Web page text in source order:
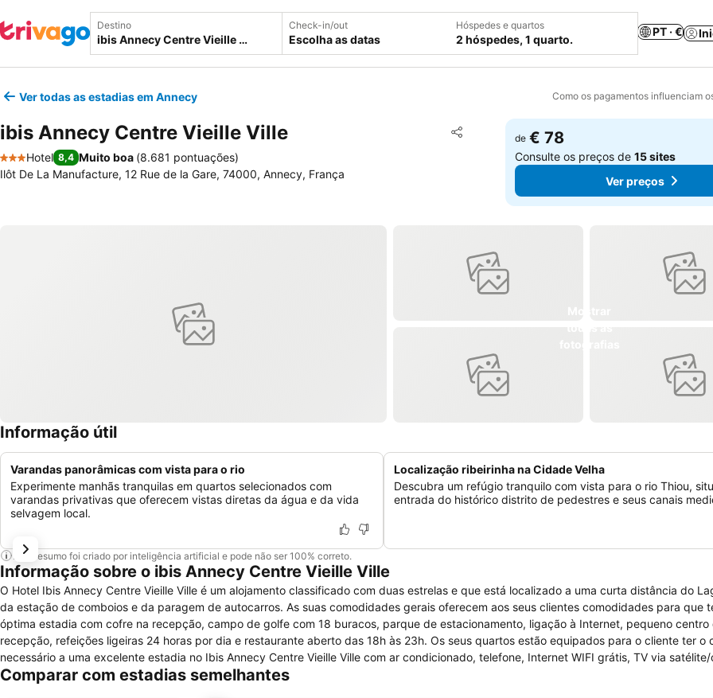
Destino Check-in/out
Escolha as datas
Hóspedes e quartos
2 hóspedes, 1 quarto.
PT · €
Ver todas as estadias em Annecy Como os pagamentos influenciam
ibis Annecy Centre Vieille Ville Partilhar
Adicionar aos favoritos
3 Estrelas
Hotel 8,4 Muito boa (8.681 pontuações)
Ilôt De La Manufacture, 12 Rue de la Gare, 74000, Annecy, França
de € 78
Consulte os preços de15 sites
Ver preços
Informação útil
Varandas panorâmicas com vista para o rio
Experimente manhãs tranquilas em quartos selecionados com
varandas privativas que oferecem vistas diretas da água e da vida
selvagem local.
Localização ribeirinha na Cidade Velha
Descubra um refúgio tranquilo com vista para o rio Thiou,
entrada do histórico distrito de pedestres e seus canais
Este resumo foi criado por inteligência artificial e pode não ser 100% correto.
Informação sobre o ibis Annecy Centre Vieille Ville
O Hotel Ibis Annecy Centre Vieille Ville é um alojamento classificado com duas estrelas e que está localizado a uma curta distância do
da estação de comboios e da paragem de autocarros. As suas comodidades gerais oferecem aos seus clientes comodidades para que
óptima estadia com cofre na recepção, campo de golfe com 18 buracos, parque de estacionamento, ligação à Internet, pequeno centro
recepção, refeições ligeiras 24 horas por dia e restaurante aberto das 18h às 23h. Os seus quartos estão equipados para o cliente ter o
necessário a uma excelente estadia no Ibis Annecy Centre Vieille Ville com ar condicionado, telefone, Internet WIFI grátis, TV via
serviço automático de despertador, casa de banho privada com secador de cabelo (a pedido na recepção) e banheira para relaxar num
Comparar com estadias semelhantes